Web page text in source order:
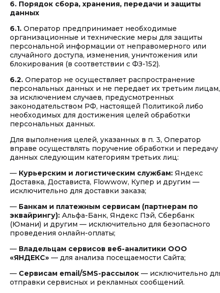
6. Порядок сбора, хранения, передачи и защиты
данных
6.1. Оператор предпринимает необходимые
организационные и технические меры для защиты
персональной информации от неправомерного или
случайного доступа, изменения, уничтожения или
блокирования (в соответствии с ФЗ-152).
6.2. Оператор не осуществляет распространение
персональных данных и не передает их третьим лицам,
за исключением случаев, предусмотренных
законодательством РФ, настоящей Политикой либо
необходимых для достижения целей обработки
персональных данных.
Для выполнения целей, указанных в п. 3, Оператор
вправе осуществлять поручение обработки и передачу
данных следующим категориям третьих лиц:
— Курьерским и логистическим службам: Яндекс
Доставка, Достависта, Flowwow, Купер и другим —
исключительно для доставки заказа;
— Банкам и платежным сервисам (партнерам по
эквайрингу): Альфа-Банк, Яндекс Пэй, Сбербанк
(Юмани) и другим — исключительно для безопасного
проведения онлайн-оплаты;
— Владельцам сервисов веб-аналитики ООО
«ЯНДЕКС» — для анализа посещаемости Сайта;
— Сервисам email/SMS-рассылок — исключительно
отправки сервисных и рекламных сообщений.